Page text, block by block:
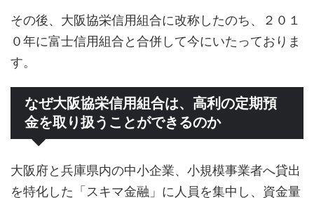
その後、大阪協栄信用組合に改称したのち、２０１
０年に富士信用組合と合併して今にいたっておりま
す。
なぜ大阪協栄信用組合は、高利の定期預
金を取り扱うことができるのか
大阪府と兵庫県内の中小企業、小規模事業者へ貸出
を特化した「スキマ金融」に人員を集中し、資金量